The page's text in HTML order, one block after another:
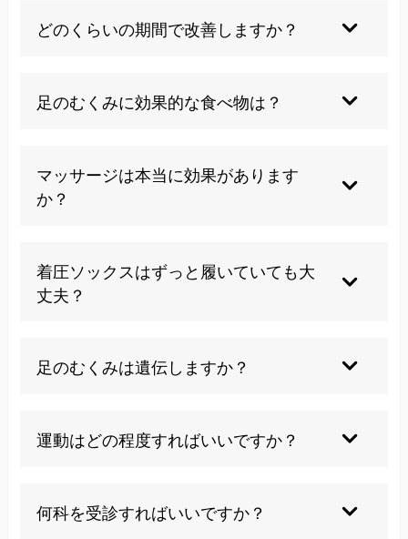
が原因の場合があります。慢性的なむくみや左右
差がある場合は医師の診察を受けることが重要で
どのくらいの期間で改善しますか？
術により数週間から数ヶ月で改善が期待できま
す。体の歪みを整えることで自然治癒力が高まり
足のむくみに効果的な食べ物は？
ド、海藻類などがおすすめです。また、利尿作用
のあるキュウリやスイカも効果的とされていま
す。
マッサージは本当に効果があります
か？
されなければ効果は持続しません。体の歪みを整
える専門的なアプローチがより効果的です。
着圧ソックスはずっと履いていても大
丈夫？
が、きつすぎるものは血流を悪化させる可能性が
あります。専門家に相談して選ぶことをおすすめ
足のむくみは遺伝しますか？
が大きく影響します。遺伝的要因があっても適切
なケアにより改善は可能です。
運動はどの程度すればいいですか？
の運動が効果的です。無理をせず、継続できる範
囲で行うことが大切です。
何科を受診すればいいですか？